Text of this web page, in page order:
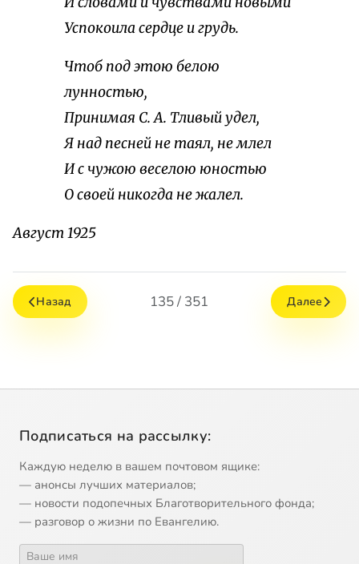
Успокоила сердце и грудь.
Чтоб под этою белою
лунностью,
Принимая С. А. Тливый удел,
Я над песней не таял, не млел
И с чужою веселою юностью
О своей никогда не жалел.
Август 1925
Назад 135 / 351 Далее
Подписаться на рассылку:
Каждую неделю в вашем почтовом ящике:
— анонсы лучших материалов;
— новости подопечных Благотворительного фонда;
— разговор о жизни по Евангелию.